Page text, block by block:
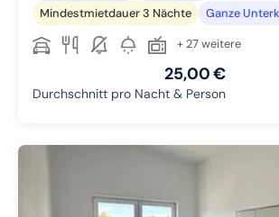
Mindestmietdauer 3 Nächte
Ganze
+ 27 weitere
25,00 €
Durchschnitt pro Nacht & Person